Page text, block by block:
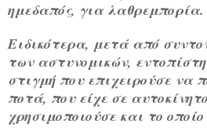
ημεδαπός, για λαθρεμπορία.
Ειδικότερα, μετά από
των αστυνομικών,
στιγμή που επιχειρούσε να
ποτά, που είχε σε
χρησιμοποιούσε και το